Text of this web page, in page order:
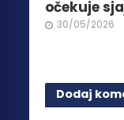
očekuje
30/05/2026
Dodaj